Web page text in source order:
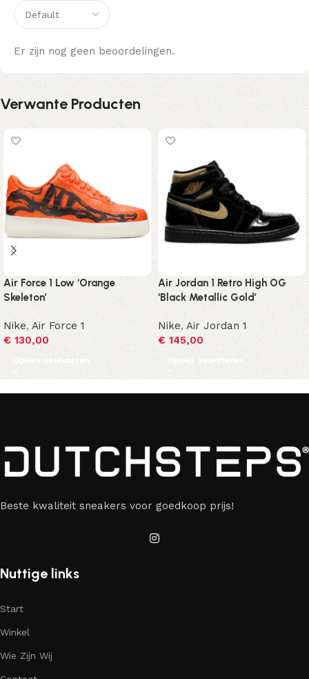
Er zijn nog geen beoordelingen.
Verwante Producten
Air Force 1 Low ‘Orange
Skeleton’
Nike,Air Force 1
€ 130,00
Opties selecteren
Air Jordan 1 Retro High OG
‘Black Metallic Gold’
Nike, Air Jordan 1
€145,00
Opties selecteren
Beste kwaliteit sneakers voor goedkoop prijs!
Nuttige links
Start
Winkel
Wie Zijn Wij